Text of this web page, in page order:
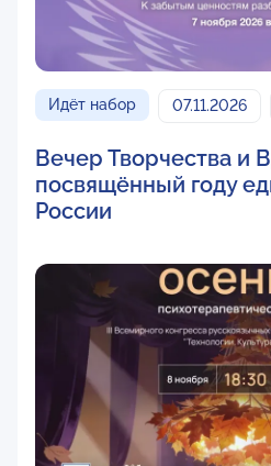
Идёт набор 07.11.2026
Вечер Творчества и
посвящённый году
России